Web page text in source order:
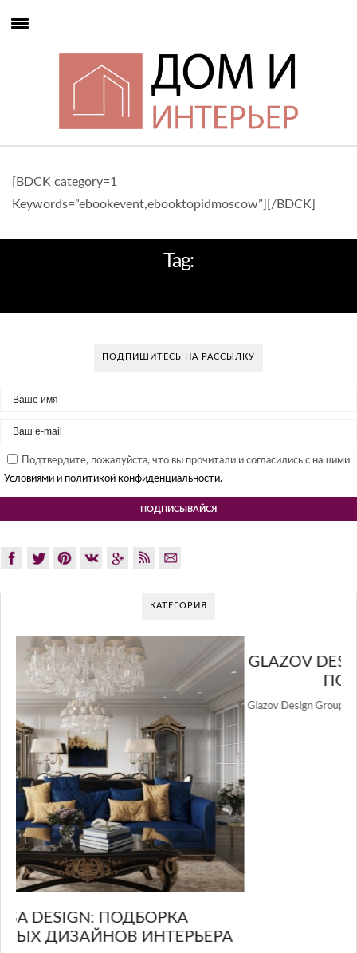
[BDCK category=1
Keywords=”ebookevent,ebooktopidmoscow”][/BDCK]
Tag:
ПОДПИШИТЕСЬ НА РАССЫЛКУ
Подтвердите, пожалуйста, что вы прочитали и согласились с нашими
Условиями и политикой конфиденциальности.
КАТЕГОРИЯ
GLAZOV DESIGN GROUP – УНИКАЛЬНЫЙ
ПОДХОД К ДИЗАЙНУ